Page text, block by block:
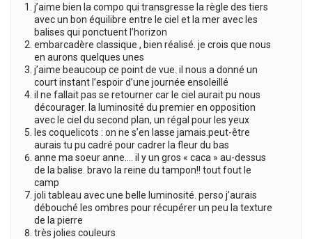
j’aime bien la compo qui transgresse la règle des tiers
avec un bon équilibre entre le ciel et la mer avec les
balises qui ponctuent l’horizon
embarcadère classique , bien réalisé. je crois que nous
en aurons quelques unes
j’aime beaucoup ce point de vue. il nous a donné un
court instant l’espoir d’une journée ensoleillé
il ne fallait pas se retourner car le ciel aurait pu nous
décourager. la luminosité du premier en opposition
avec le ciel du second plan, un régal pour les yeux
les coquelicots : on ne s’en lasse jamais.peut-être
aurais tu pu cadré pour cadrer la fleur du bas
anne ma soeur anne…. il y un gros « caca » au-dessus
de la balise. bravo la reine du tampon!! tout fout le
camp
joli tableau avec une belle luminosité. perso j’aurais
débouché les ombres pour récupérer un peu la texture
de la pierre
très jolies couleurs